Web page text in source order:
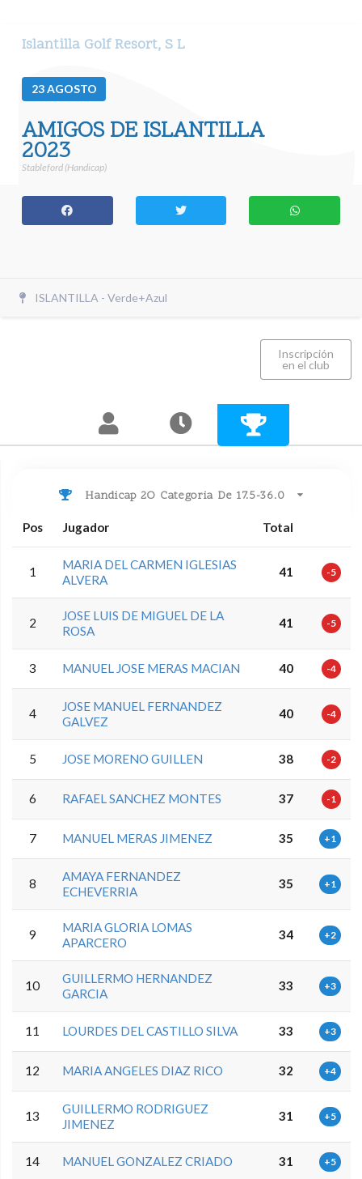
Islantilla Golf Resort, S L
23AGOSTO
AMIGOS DE ISLANTILLA
2023
Stableford (Handicap)
ISLANTILLA - Verde+Azul
Inscripción
en el club
Handicap 2O Categoria De 17.5-36.0
Pos Jugador Total
1
MARIA DEL CARMEN IGLESIAS
ALVERA
41 -5
2
JOSE LUIS DE MIGUEL DE LA
ROSA
41 -5
3 MANUEL JOSE MERAS MACIAN 40 -4
4
JOSE MANUEL FERNANDEZ
GALVEZ
40 -4
5 JOSE MORENO GUILLEN 38 -2
6 RAFAEL SANCHEZ MONTES 37 -1
7 MANUEL MERAS JIMENEZ 35 +1
8
AMAYA FERNANDEZ
ECHEVERRIA
35 +1
9
MARIA GLORIA LOMAS
APARCERO
34 +2
10
GUILLERMO HERNANDEZ
GARCIA
33 +3
11 LOURDES DEL CASTILLO SILVA 33 +3
12 MARIA ANGELES DIAZ RICO 32 +4
13
GUILLERMO RODRIGUEZ
JIMENEZ
31 +5
14 MANUEL GONZALEZ CRIADO 31 +5